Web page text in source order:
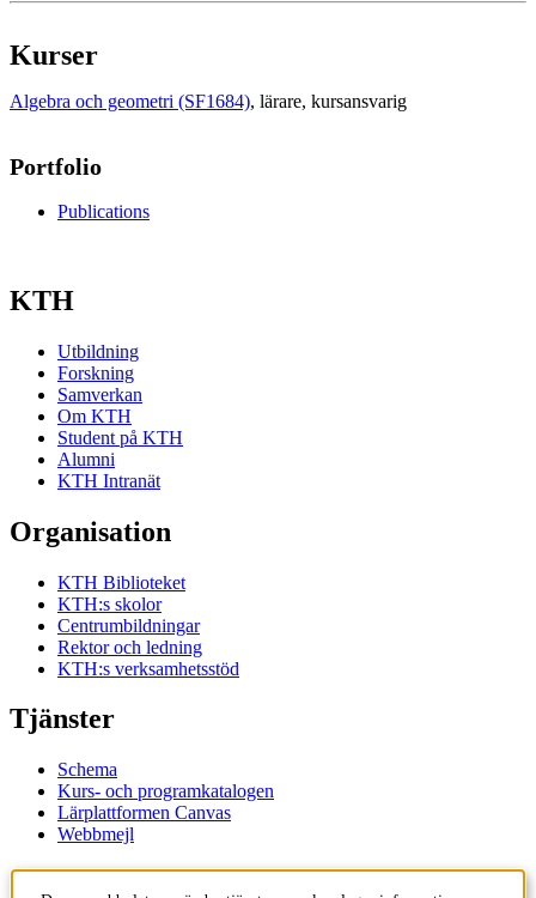
Kurser
Algebra och geometri (SF1684), lärare, kursansvarig
Portfolio
Publications
KTH
Utbildning
Forskning
Samverkan
Om KTH
Student på KTH
Alumni
KTH Intranät
Organisation
KTH Biblioteket
KTH:s skolor
Centrumbildningar
Rektor och ledning
KTH:s verksamhetsstöd
Tjänster
Schema
Kurs- och programkatalogen
Lärplattformen Canvas
Webbmejl